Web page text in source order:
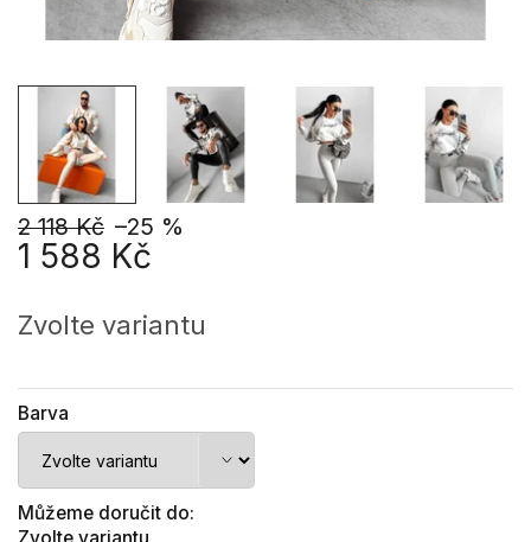
2 118 Kč –25 %
1 588 Kč
cena:
Zvolte variantu
Barva
Můžeme doručit do: